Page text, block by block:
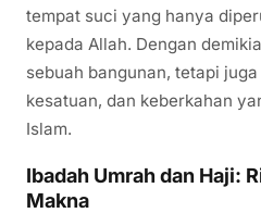
tempat suci yang hanya
kepada Allah. Dengan
sebuah bangunan, tetapi
kesatuan, dan keberkahan
Islam.
Ibadah Umrah dan Haji:
Makna